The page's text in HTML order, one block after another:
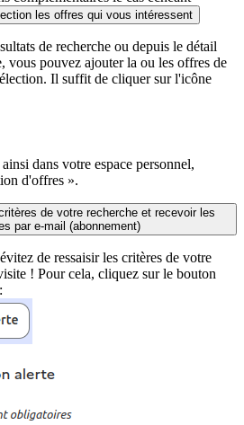
les offres qui vous intéressent
de recherche ou depuis le détail
vous pouvez ajouter la ou les offres de
Il suffit de cliquer sur l'icône
dans votre espace personnel,
d'offres ».
de votre recherche et recevoir les
par e-mail (abonnement)
de ressaisir les critères de votre
! Pour cela, cliquez sur le bouton